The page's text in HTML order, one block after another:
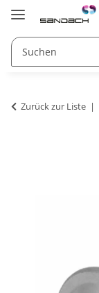
Zurück zur Liste